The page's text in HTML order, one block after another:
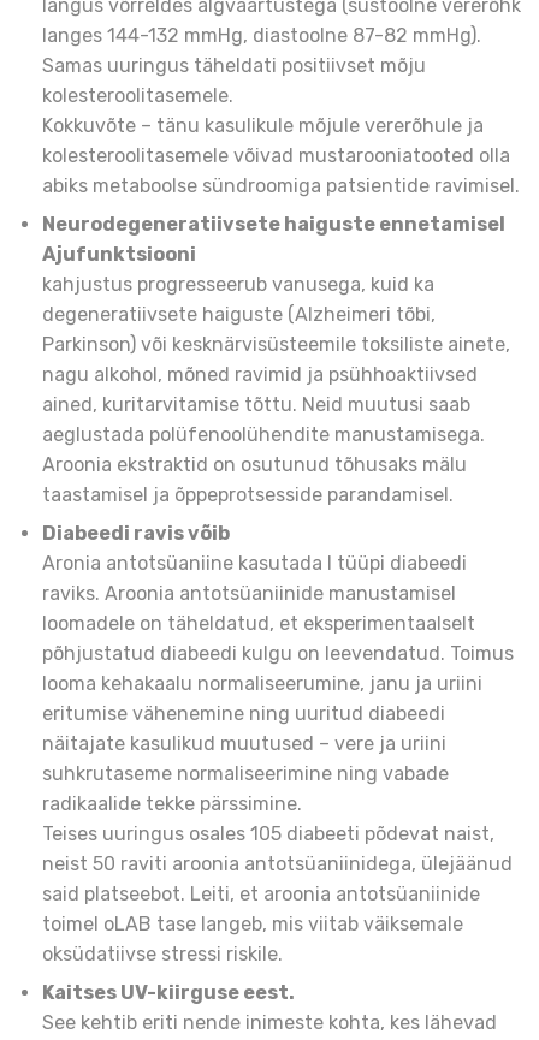
langus võrreldes algväärtustega (süstoolne vererõhk
langes 144-132 mmHg, diastoolne 87-82 mmHg).
Samas uuringus täheldati positiivset mõju
kolesteroolitasemele.
Kokkuvõte – tänu kasulikule mõjule vererõhule ja
kolesteroolitasemele võivad mustarooniatooted olla
abiks metaboolse sündroomiga patsientide ravimisel.
Neurodegeneratiivsete haiguste ennetamisel
Ajufunktsiooni
kahjustus progresseerub vanusega, kuid ka
degeneratiivsete haiguste (Alzheimeri tõbi,
Parkinson) või kesknärvisüsteemile toksiliste ainete,
nagu alkohol, mõned ravimid ja psühhoaktiivsed
ained, kuritarvitamise tõttu. Neid muutusi saab
aeglustada polüfenoolühendite manustamisega.
Aroonia ekstraktid on osutunud tõhusaks mälu
taastamisel ja õppeprotsesside parandamisel.
Diabeedi ravis võib
Aronia antotsüaniine kasutada I tüüpi diabeedi
raviks. Aroonia antotsüaniinide manustamisel
loomadele on täheldatud, et eksperimentaalselt
põhjustatud diabeedi kulgu on leevendatud. Toimus
looma kehakaalu normaliseerumine, janu ja uriini
eritumise vähenemine ning uuritud diabeedi
näitajate kasulikud muutused – vere ja uriini
suhkrutaseme normaliseerimine ning vabade
radikaalide tekke pärssimine.
Teises uuringus osales 105 diabeeti põdevat naist,
neist 50 raviti aroonia antotsüaniinidega, ülejäänud
said platseebot. Leiti, et aroonia antotsüaniinide
toimel oLAB tase langeb, mis viitab väiksemale
oksüdatiivse stressi riskile.
Kaitses UV-kiirguse eest.
See kehtib eriti nende inimeste kohta, kes lähevad